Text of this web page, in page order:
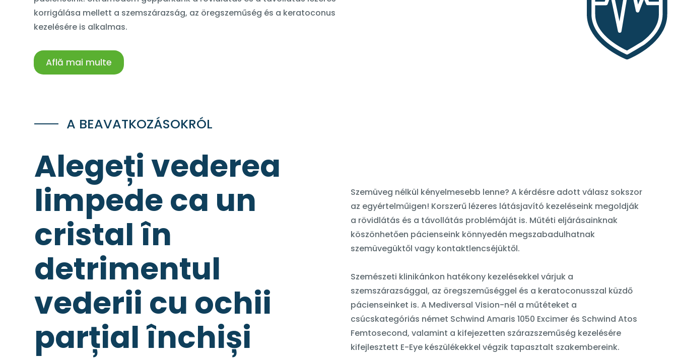
korrigálása mellett a szemszárazság, az öregszeműség és a keratoconus
kezelésére is alkalmas.
Află mai multe
A BEAVATKOZÁSOKRÓL
Alegeți vederea
limpede ca un
cristal în
detrimentul
vederii cu ochii
parțial închiși
Szemüveg nélkül kényelmesebb lenne? A kérdésre adott válasz sokszor
az egyértelműigen! Korszerű lézeres látásjavító kezeléseink megoldják
a rövidlátás és a távollátás problémáját is. Műtéti eljárásainknak
köszönhetően pácienseink könnyedén megszabadulhatnak
szemüvegüktől vagy kontaktlencséjüktől.
Szemészeti klinikánkon hatékony kezelésekkel várjuk a
szemszárazsággal, az öregszeműséggel és a keratoconusszal küzdő
pácienseinket is. A Mediversal Vision-nél a műtéteket a
csúcskategóriás német Schwind Amaris 1050 Excimer és Schwind Atos
Femtosecond, valamint a kifejezetten szárazszeműség kezelésére
kifejlesztett E-Eye készülékekkel végzik tapasztalt szakembereink.